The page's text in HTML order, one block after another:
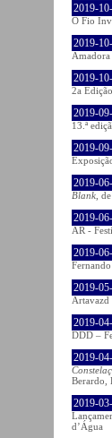
2019-
O Fio
2019-
2019-
2a
2019-
13.ª
2019-
2019-
Blank ,
2019-
AR -
2019-
2019-
Artavazd
2019-
DDD –
2019-
Berardo,
2019-
d’Água